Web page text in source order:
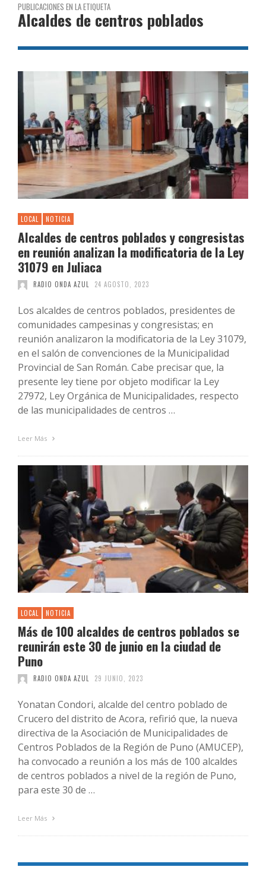
PUBLICACIONES EN LA ETIQUETA
Alcaldes de centros poblados
LOCAL NOTICIA
Alcaldes de centros poblados y congresistas
en reunión analizan la modificatoria de la Ley
31079 en Juliaca
RADIO ONDA AZUL 24 AGOSTO, 2023
Los alcaldes de centros poblados, presidentes de
comunidades campesinas y congresistas; en
reunión analizaron la modificatoria de la Ley 31079,
en el salón de convenciones de la Municipalidad
Provincial de San Román. Cabe precisar que, la
presente ley tiene por objeto modificar la Ley
27972, Ley Orgánica de Municipalidades, respecto
de las municipalidades de centros …
Leer Más
LOCAL NOTICIA
Más de 100 alcaldes de centros poblados se
reunirán este 30 de junio en la ciudad de
Puno
RADIO ONDA AZUL 29 JUNIO, 2023
Yonatan Condori, alcalde del centro poblado de
Crucero del distrito de Acora, refirió que, la nueva
directiva de la Asociación de Municipalidades de
Centros Poblados de la Región de Puno (AMUCEP),
ha convocado a reunión a los más de 100 alcaldes
de centros poblados a nivel de la región de Puno,
para este 30 de …
Leer Más